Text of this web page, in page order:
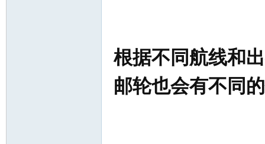
根据不同航线和
邮轮也会有不同